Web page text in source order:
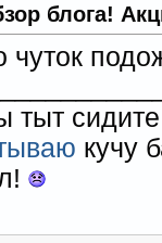
блога!
чуток
тыт
кучу